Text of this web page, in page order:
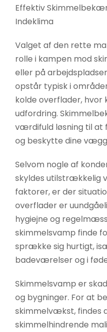
Effektiv
Indeklima
Valget af den rette
rolle i kampen mod
eller på
opstår typisk i
kolde overflader, hvor
udfordring.
værdifuld løsning til
og beskytte dine
Selvom nogle af
skyldes utilstrækkelig
faktorer, er der
overflader er
hygiejne og
skimmelsvamp finde
sprække sig hurtigt,
badeværelser og i
Skimmelsvamp er
og bygninger. For at
skimmelvækst, findes
skimmelhindrende
personligt
tilpasset
tilbud.